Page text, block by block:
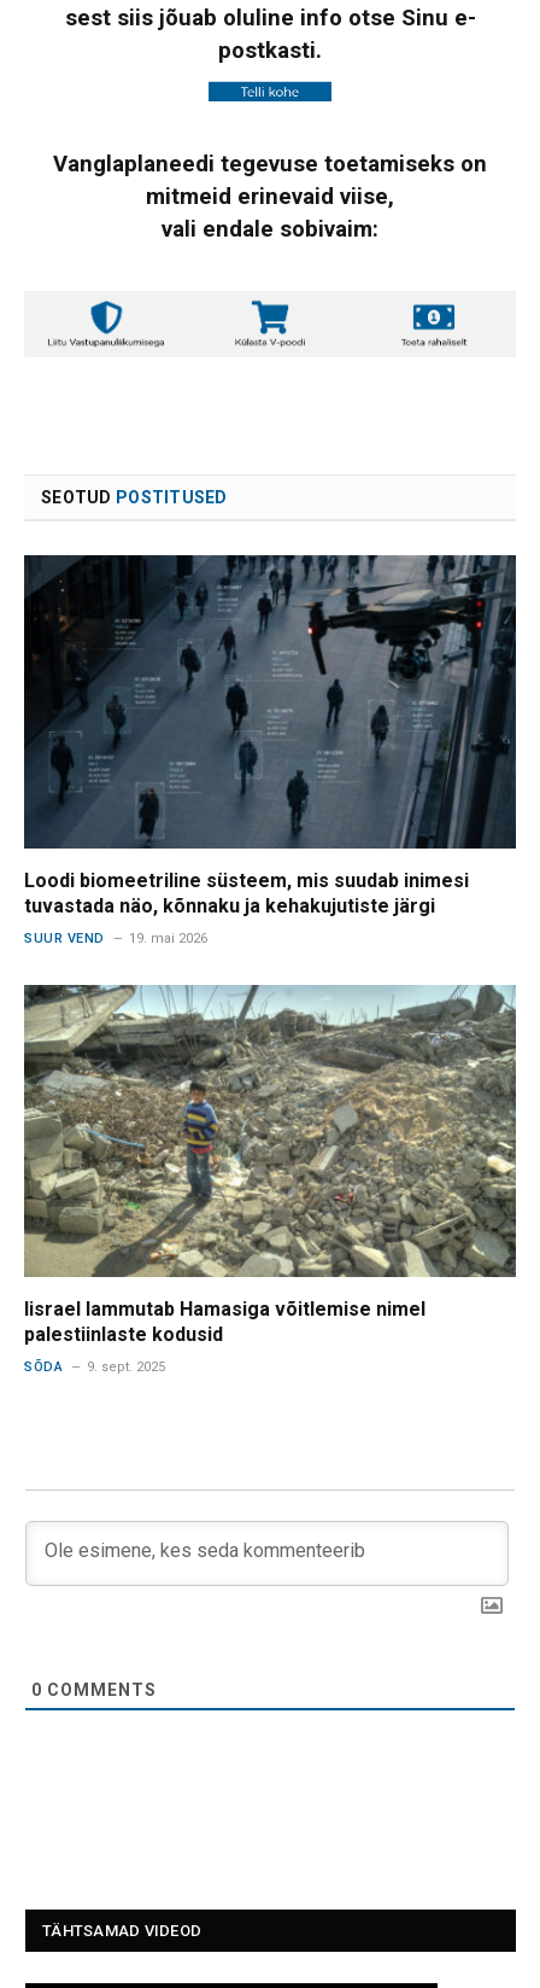
sest siis jõuab oluline info otse Sinu e-
postkasti.
Vanglaplaneedi tegevuse toetamiseks on
mitmeid erinevaid viise,
vali endale sobivaim:
SEOTUD POSTITUSED
Loodi biomeetriline süsteem, mis suudab inimesi
tuvastada näo, kõnnaku ja kehakujutiste järgi
SUUR VEND 19. mai 2026
Iisrael lammutab Hamasiga võitlemise nimel
palestiinlaste kodusid
SÕDA 9. sept. 2025
0 COMMENTS
TÄHTSAMAD VIDEOD